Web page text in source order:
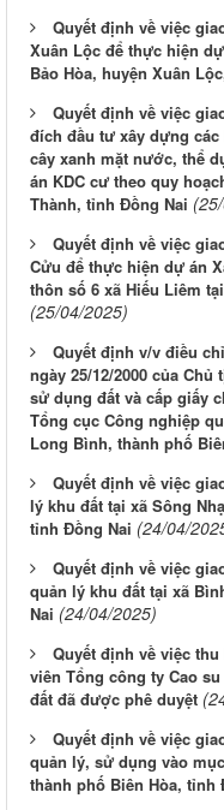
Quyết định về việc
Xuân Lộc để thực hiện
Bảo Hòa, huyện Xuân
Quyết định về việc
đích đầu tư xây dựng
cây xanh mặt nước, thể
án KDC cư theo quy
Thành, tỉnh Đồng Nai
Quyết định về việc
Cửu để thực hiện dự án
thôn số 6 xã Hiếu Liêm
(25/04/2025)
Quyết định v/v điều
ngày 25/12/2000 của
sử dụng đất và cấp giấy
Tổng cục Công nghiệp
Long Bình, thành phố
Quyết định về việc
lý khu đất tại xã Sông
tỉnh Đồng Nai (24/04/
Quyết định về việc
quản lý khu đất tại xã
Nai (24/04/2025)
Quyết định về việc
viên Tổng công ty Cao
đất đã được phê duyệt
Quyết định về việc
quản lý, sử dụng vào
thành phố Biên Hòa, tỉnh